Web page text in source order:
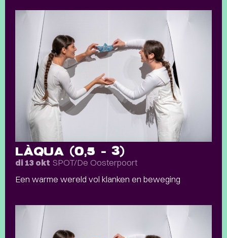
LÀQUA (0,5 – 3)
di 13 okt SPOT/De Oosterpoort
Een warme wereld vol klanken en beweging